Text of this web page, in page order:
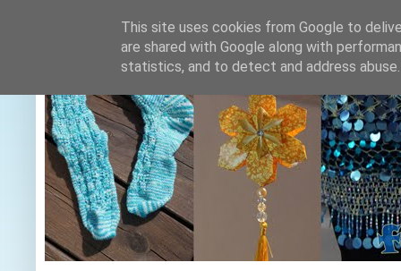
This site uses cookies from Google to
are shared with Google along with
statistics, and to detect and address abuse.